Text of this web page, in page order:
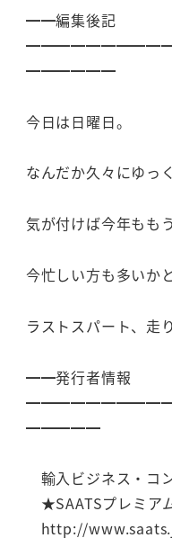
━━編集後記
━━━━━━
今日は日曜日。
なんだか久々にゆっ
気が付けば今年もも
今忙しい方も多いか
ラストスパート、走
━━発行者情報
━━━━━
輸入ビジネス・コ
★SAATSプレミア
http://